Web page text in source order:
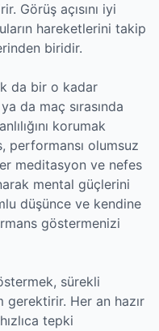
Görüş açısını iyi
hareketlerini takip
biridir.
da bir o kadar
da maç sırasında
korumak
performansı olumsuz
meditasyon ve nefes
mental güçlerini
düşünce ve kendine
göstermenizi
sürekli
gerektirir. Her an hazır
tepki